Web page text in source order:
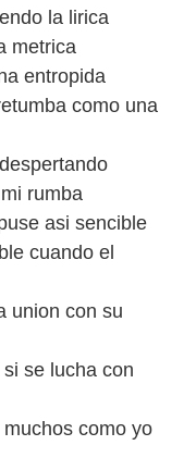
la lirica
metrica
entropida
como una
rumba
asi sencible
cuando el
union con su
se lucha con
como yo